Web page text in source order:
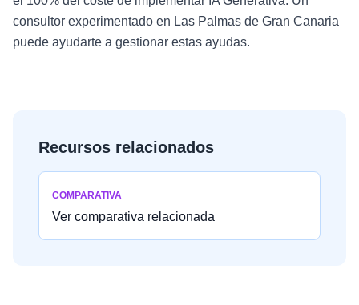
consultor experimentado en Las Palmas de Gran Canaria
puede ayudarte a gestionar estas ayudas.
Recursos relacionados
COMPARATIVA
Ver comparativa relacionada